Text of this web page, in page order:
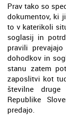
Prav tako so
dokumentov, ki
to v katerikoli
soglasij in
pravili
dohodkov in
stanu zatem
zaposlitvi kot
številne
Republike
predajo.